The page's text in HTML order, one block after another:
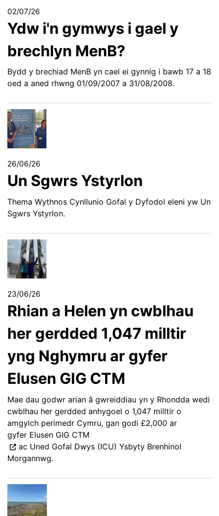
02/07/26
Ydw i'n gymwys i gael y
brechlyn MenB?
Bydd y brechiad MenB yn cael ei gynnig i bawb 17 a 18
oed a aned rhwng 01/09/2007 a 31/08/2008.
26/06/26
Un Sgwrs Ystyrlon
Thema Wythnos Cynllunio Gofal y Dyfodol eleni yw Un
Sgwrs Ystyrlon.
23/06/26
Rhian a Helen yn cwblhau
her gerdded 1,047 milltir
yng Nghymru ar gyfer
Elusen GIG CTM
Mae dau godwr arian â gwreiddiau yn y Rhondda wedi
cwblhau her gerdded anhygoel o 1,047 milltir o
amgylch perimedr Cymru, gan godi £2,000 ar
gyfer Elusen GIG CTM
ac Uned Gofal Dwys (ICU) Ysbyty Brenhinol
Morgannwg.